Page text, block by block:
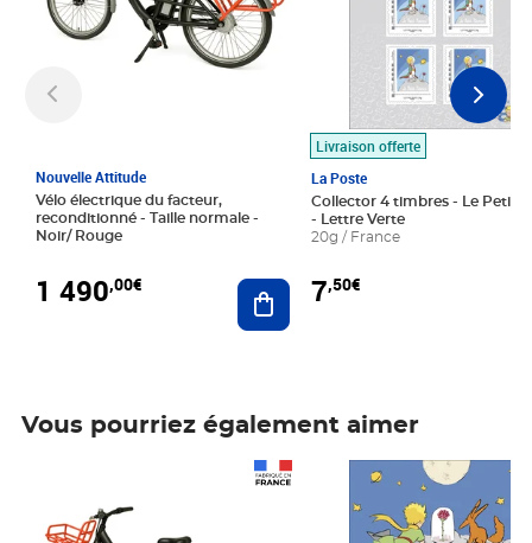
Nouvelle Attitude
Vélo électrique du facteur,
reconditionné - Taille normale -
Noir/ Rouge
1 490,00€ Ajouter au panier
Livraison offerte
La Poste
Collector 4 timbres - Le Petit
- Lettre Verte
20g / France
7,50€
Vous pourriez également aimer
Prix 7,50€